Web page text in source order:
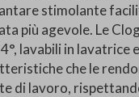
stimolante
più agevole. Le
lavabili in lavatrice
che le
di lavoro,